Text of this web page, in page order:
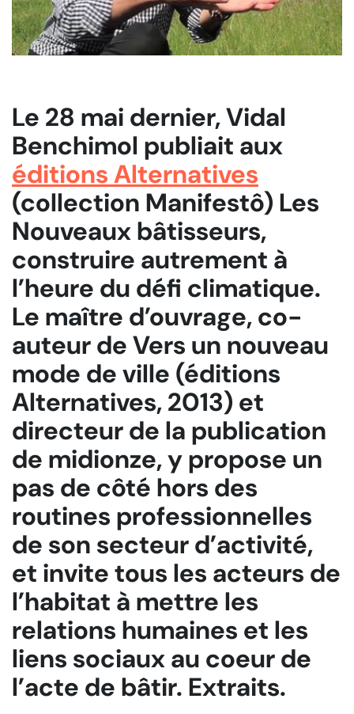
Le 28 mai dernier, Vidal
Benchimol publiait aux
éditions Alternatives
(collection Manifestô) Les
Nouveaux bâtisseurs,
construire autrement à
l’heure du défi climatique.
Le maître d’ouvrage, co-
auteur deVers un nouveau
mode de ville (éditions
Alternatives, 2013) et
directeur de la publication
de midionze, y propose un
pas de côté hors des
routines professionnelles
de son secteur d’activité,
et invite tous les acteurs de
l’habitat à mettre les
relations humaines et les
liens sociaux au coeur de
l’acte de bâtir. Extraits.